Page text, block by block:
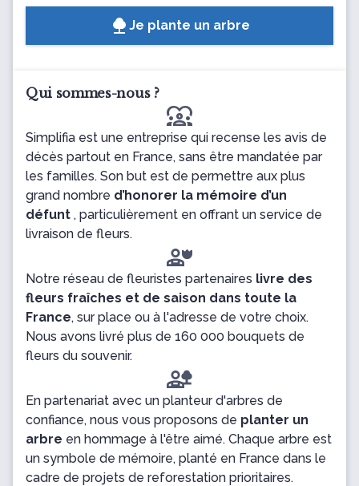
Je plante un arbre
Qui sommes-nous ?
diversity_1
Simplifia est une entreprise qui recense les avis de
décès partout en France, sans être mandatée par
les familles. Son but est de permettre aux plus
grand nombre d’honorer la mémoire d’un
défunt , particulièrement en offrant un service de
livraison de fleurs.
Notre réseau de fleuristes partenaires livre des
fleurs fraîches et de saison dans toute la
France, sur place ou à l'adresse de votre choix.
Nous avons livré plus de 160 000 bouquets de
fleurs du souvenir.
En partenariat avec un planteur d'arbres de
confiance, nous vous proposons de planter un
arbre en hommage à l'être aimé. Chaque arbre est
un symbole de mémoire, planté en France dans le
cadre de projets de reforestation prioritaires.